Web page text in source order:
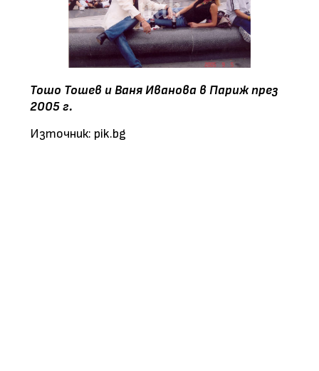
Тошо Тошев и Ваня Иванова в Париж през
2005 г.
Източник: pik.bg